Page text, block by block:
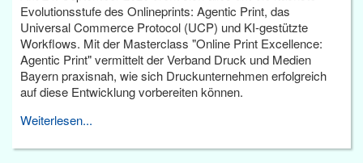
Evolutionsstufe des Onlineprints: Agentic Print, das
Universal Commerce Protocol (UCP) und KI-gestützte
Workflows. Mit der Masterclass "Online Print Excellence:
Agentic Print" vermittelt der Verband Druck und Medien
Bayern praxisnah, wie sich Druckunternehmen erfolgreich
auf diese Entwicklung vorbereiten können.
Weiterlesen...